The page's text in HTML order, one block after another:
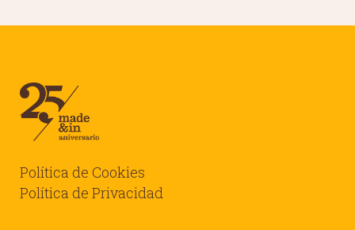
Política de Cookies
Política de Privacidad